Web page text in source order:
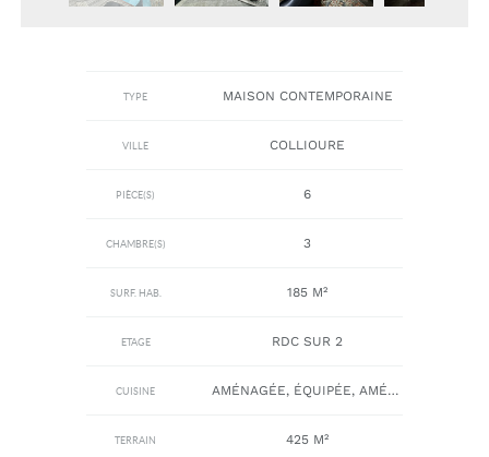
TYPE MAISON CONTEMPORAINE
VILLE COLLIOURE
PIÈCE(S) 6
CHAMBRE(S) 3
SURF. HAB. 185 M²
ETAGE RDC SUR 2
CUISINE AMÉNAGÉE, ÉQUIPÉE, AMÉRICAINE
TERRAIN 425 M²